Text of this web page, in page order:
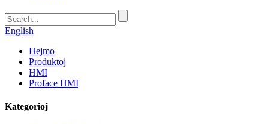
English
Hejmo
Produktoj
HMI
Proface HMI
Kategorioj